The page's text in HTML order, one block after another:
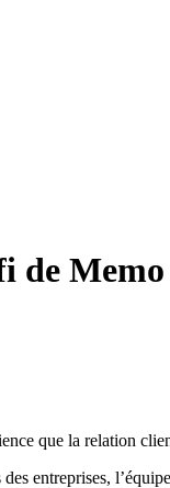
de
que la relation
entreprises,